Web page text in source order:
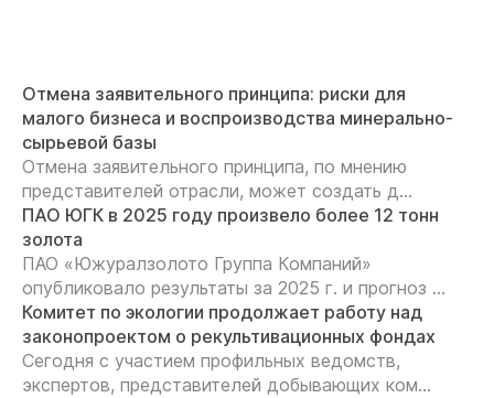
Отмена заявительного принципа: риски для
малого бизнеса и воспроизводства минерально-
сырьевой базы
Отмена заявительного принципа, по мнению
представителей отрасли, может создать д...
ПАО ЮГК в 2025 году произвело более 12 тонн
золота
ПАО «Южуралзолото Группа Компаний»
опубликовало результаты за 2025 г. и прогноз ...
Комитет по экологии продолжает работу над
законопроектом о рекультивационных фондах
Сегодня с участием профильных ведомств,
экспертов, представителей добывающих ком...